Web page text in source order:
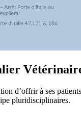
d’offrir à ses
pluridisciplinaires.